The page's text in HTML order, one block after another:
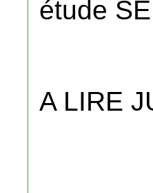
étude
A LIRE